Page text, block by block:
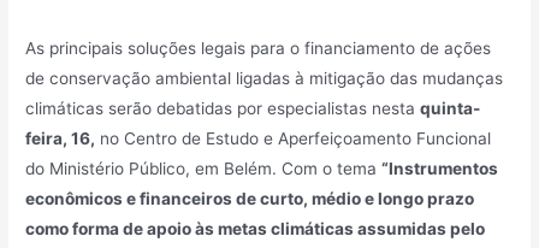
As principais soluções legais para o financiamento de ações
de conservação ambiental ligadas à mitigação das mudanças
climáticas serão debatidas por especialistas nestaquinta-
feira, 16, no Centro de Estudo e Aperfeiçoamento Funcional
do Ministério Público, em Belém. Com o tema“Instrumentos
econômicos e financeiros de curto, médio e longo prazo
como forma de apoio às metas climáticas assumidas pelo